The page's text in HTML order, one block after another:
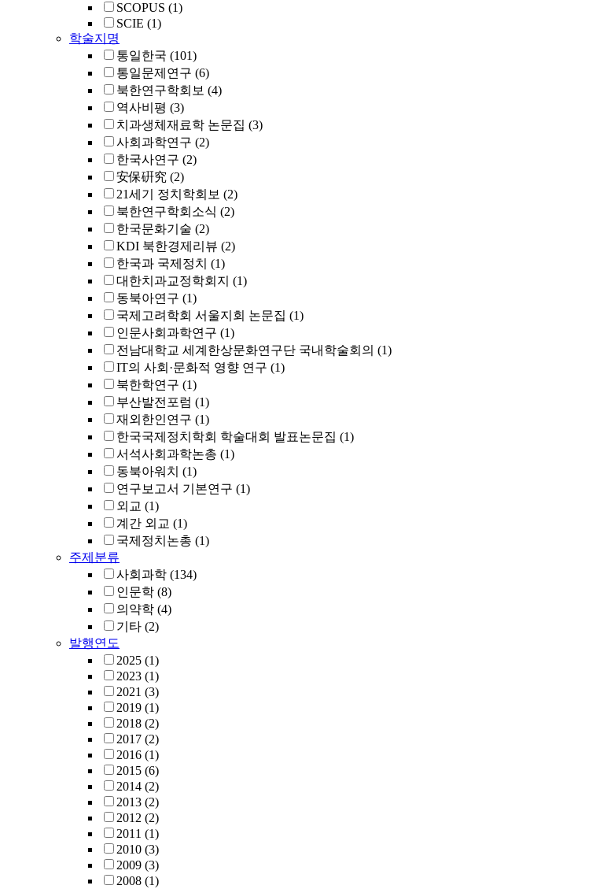
SCOPUS (1)
SCIE (1)
학술지명
통일한국 (101)
통일문제연구 (6)
북한연구학회보 (4)
역사비평 (3)
치과생체재료학 논문집 (3)
사회과학연구 (2)
한국사연구 (2)
安保硏究 (2)
21세기 정치학회보 (2)
북한연구학회소식 (2)
한국문화기술 (2)
KDI 북한경제리뷰 (2)
한국과 국제정치 (1)
대한치과교정학회지 (1)
동북아연구 (1)
국제고려학회 서울지회 논문집 (1)
인문사회과학연구 (1)
전남대학교 세계한상문화연구단 국내학술회의 (1)
IT의 사회·문화적 영향 연구 (1)
북한학연구 (1)
부산발전포럼 (1)
재외한인연구 (1)
한국국제정치학회 학술대회 발표논문집 (1)
서석사회과학논총 (1)
동북아워치 (1)
연구보고서 기본연구 (1)
외교 (1)
계간 외교 (1)
국제정치논총 (1)
주제분류
사회과학 (134)
인문학 (8)
의약학 (4)
기타 (2)
발행연도
2025 (1)
2023 (1)
2021 (3)
2019 (1)
2018 (2)
2017 (2)
2016 (1)
2015 (6)
2014 (2)
2013 (2)
2012 (2)
2011 (1)
2010 (3)
2009 (3)
2008 (1)